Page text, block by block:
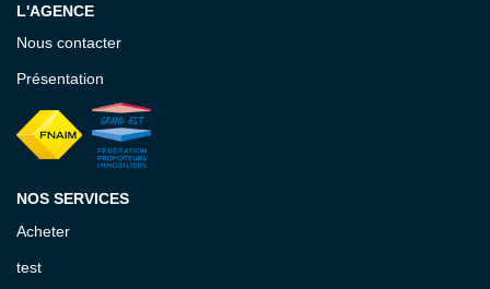
L'AGENCE
Nous contacter
Présentation
NOS SERVICES
Acheter
test